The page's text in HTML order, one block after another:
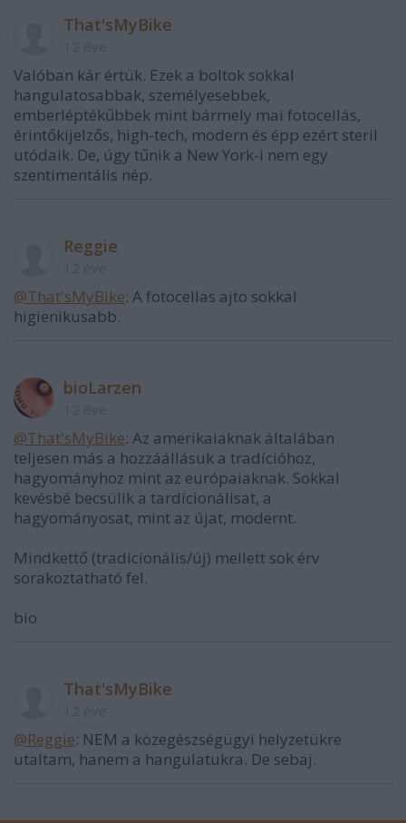
That'sMyBike
Valóban kár értük. Ezek a boltok sokkal
hangulatosabbak, személyesebbek,
emberléptékűbbek mint bármely mai fotocellás,
érintőkijelzős, high-tech, modern és épp ezért steril
utódaik. De, úgy tűnik a New York-i nem egy
szentimentális nép.
Reggie
@That'sMyBike: A fotocellas ajto sokkal
higienikusabb.
bioLarzen
@That'sMyBike: Az amerikaiaknak általában
teljesen más a hozzáállásuk a tradícióhoz,
hagyományhoz mint az európaiaknak. Sokkal
kevésbé becsülik a tardícionálisat, a
hagyományosat, mint az újat, modernt.
Mindkettő (tradicionális/új) mellett sok érv
sorakoztatható fel.
bio
That'sMyBike
@Reggie: NEM a közegészségügyi helyzetükre
utaltam, hanem a hangulatukra. De sebaj.